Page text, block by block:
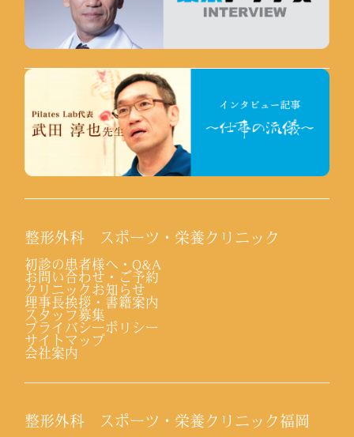
整形外科 スポーツ・栄養クリニック
初診の患者様へ・Q&A
お問い合わせ・ご予約
クリニックお知らせ
理事長挨拶・書籍案内
スタッフ募集
プライバシーポリシー
サイトマップ
会社案内
整形外科 スポーツ・栄養クリニック福岡